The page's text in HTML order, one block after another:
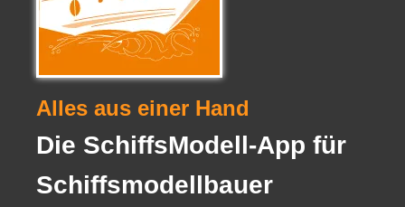
Alles aus einer Hand
Die SchiffsModell-App für
Schiffsmodellbauer